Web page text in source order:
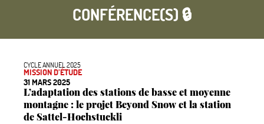
CONFÉRENCE(S) 🔒
CYCLE ANNUEL 2025
MISSION D’ÉTUDE
31 MARS 2025
L’adaptation des stations de basse et moyenne
montagne : le projet Beyond Snow et la station
de Sattel-Hochstuckli